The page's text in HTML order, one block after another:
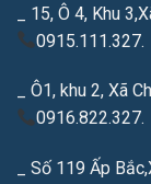
_ 15, Ô 4, Khu
0915.111.327.
_ Ô1, khu 2, Xã
0916.822.327.
_ Số 119 Ấp